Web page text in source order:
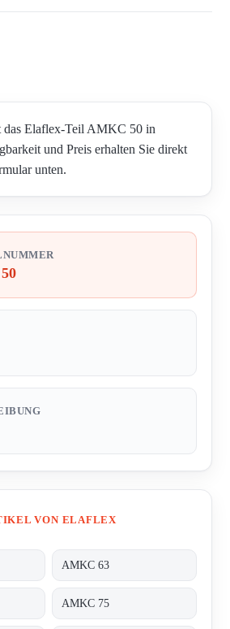
das Elaflex-Teil AMKC 50 in
und Preis erhalten Sie direkt
unten.
VON ELAFLEX
AMKC 63
AMKC 75